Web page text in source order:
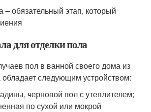
– обязательный этап, который
для отделки пола
пол в ванной своего дома из
следующим устройством:
черновой пол с утеплителем;
по сухой или мокрой